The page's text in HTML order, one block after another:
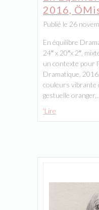
2016,
Publié le 26
En équilibre
24″ x 20″x 2″,
un contexte pour
Dramatique,
couleurs vibrante
gestuelle oranger,…
'Lire